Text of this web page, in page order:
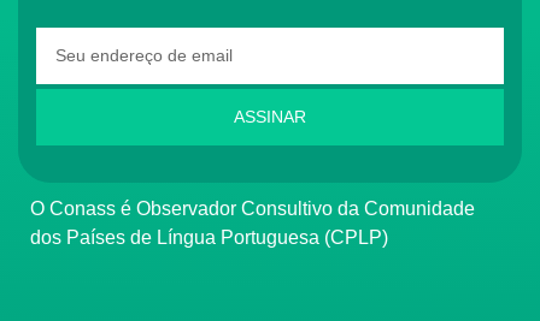
ASSINAR
O Conass é Observador Consultivo da Comunidade
dos Países de Língua Portuguesa (CPLP)